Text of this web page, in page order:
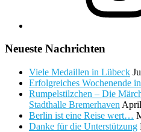
Neueste Nachrichten
Viele Medaillen in Lübeck
Erfolgreiches Wochenende
Rumpelstilzchen – Die
Stadthalle Bremerhaven
Berlin ist eine Reise wert…
Danke für die Unterstützung